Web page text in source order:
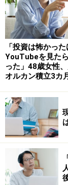
いいっぱいで
負担がある」
「借金し
られなか
返済中に最も
返済中だが、
ができなくな
初は日本に年
できていない
することがな
くなっていた
「投資は怖かった
YouTubeを見た
った」48歳女性
オルカン積立3カ月